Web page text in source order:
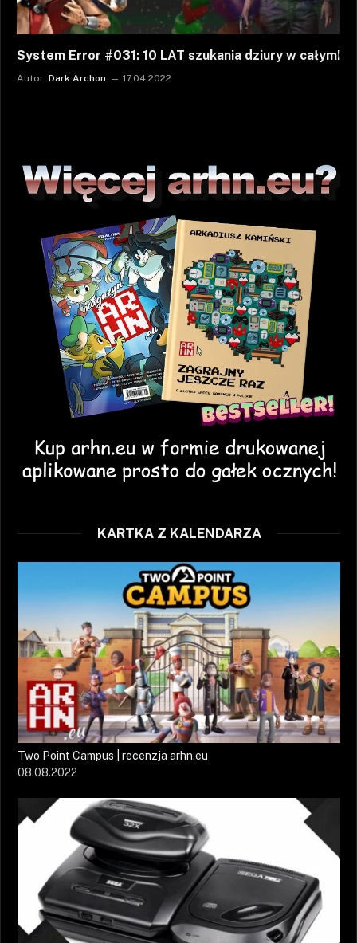
System Error #031: 10 LAT szukania dziury w całym!
Autor: Dark Archon 17.04.2022
KARTKA Z KALENDARZA
Two Point Campus | recenzja arhn.eu
08.08.2022